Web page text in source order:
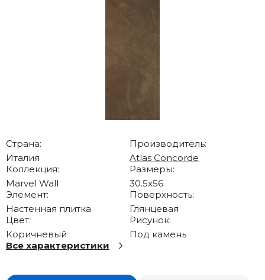
Страна:
Италия
Производитель:
Atlas Concorde
Коллекция:
Marvel Wall
Размеры:
30.5x56
Элемент:
Настенная плитка
Поверхность:
Глянцевая
Цвет:
Коричневый
Рисунок:
Под камень
Все характеристики